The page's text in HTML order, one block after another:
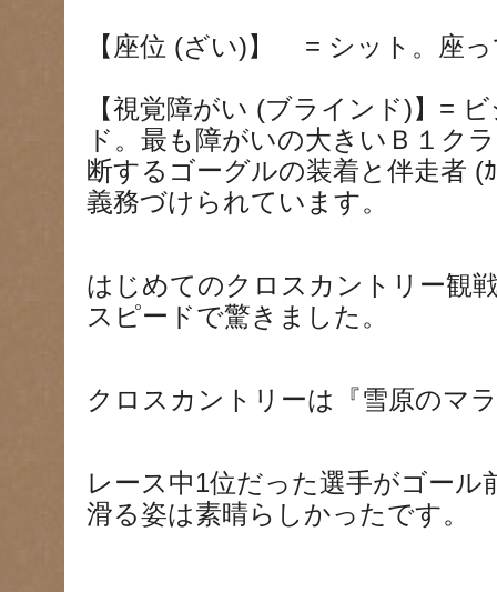
【座位 (ざい)】 = シット。座
【視覚障がい (ブラインド)】=
ド。最も障がいの大きいＢ１ク
断するゴーグルの装着と伴走者 (
義務づけられています。
はじめてのクロスカントリー観
スピードで驚きました。
クロスカントリーは『雪原のマ
レース中1位だった選手がゴール
滑る姿は素晴らしかったです。